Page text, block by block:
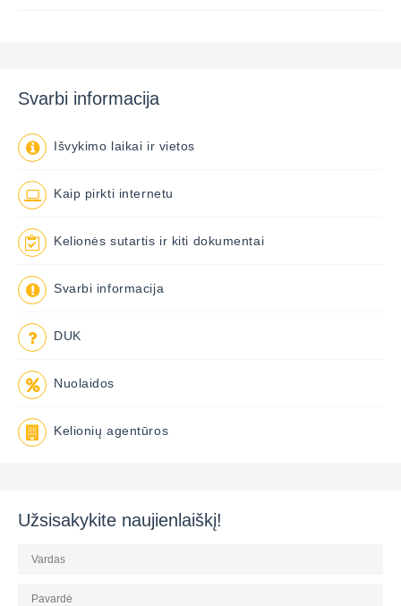
Svarbi informacija
Išvykimo laikai ir vietos
Kaip pirkti internetu
Kelionės sutartis ir kiti dokumentai
Svarbi informacija
DUK
Nuolaidos
Kelionių agentūros
Užsisakykite naujienlaiškį!